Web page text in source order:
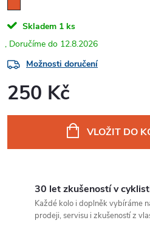
Skladem 1 ks
12.8.2026
Možnosti doručení
250 Kč
VLOŽIT DO
30 let zkušeností v
Každé kolo i doplněk vybíráme
prodeji, servisu i zkušeností z